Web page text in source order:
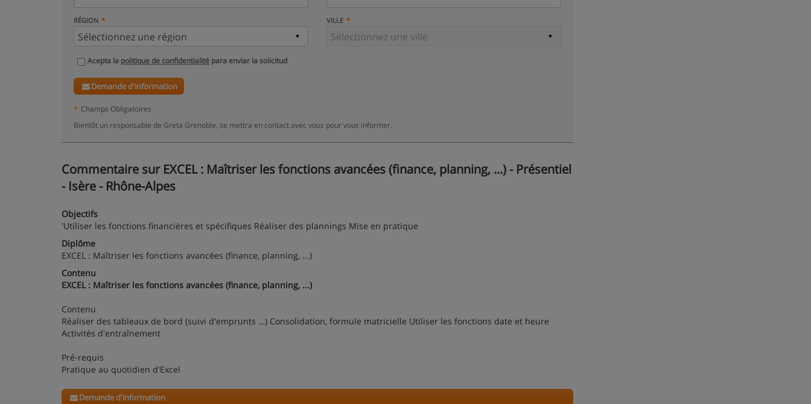
RÉGION VILLE
Acepta la politique de confidentialité para enviar la solicitud
Demande d'information
* Champs Obligatoires
Bientôt un responsable de Greta Grenoble, se mettra en contact avec vous pour vous informer.
Commentaire sur EXCEL : Maîtriser les fonctions avancées (finance, planning, ...) - Présentiel
- Isère - Rhône-Alpes
Objectifs
'Utiliser les fonctions financières et spécifiques Réaliser des plannings Mise en pratique
Diplôme
EXCEL : Maîtriser les fonctions avancées (finance, planning, ...)
Contenu
EXCEL : Maîtriser les fonctions avancées (finance, planning, ...)
Contenu
Réaliser des tableaux de bord (suivi d'emprunts …) Consolidation, formule matricielle Utiliser les fonctions date et heure
Activités d'entraînement
Pré-requis
Pratique au quotidien d'Excel
Demande d'information